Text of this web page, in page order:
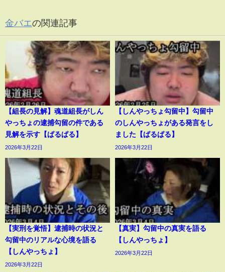
金バエの関連記事
【組長の見解】魂道組長がしん
やっちょの逮捕勾留の件である
見解を示す【ぱるぱる】
2026年3月22日
【しんやっちょ勾留中】勾留中
のしんやっちょがある発言をし
ました【ぱるぱる】
2026年3月22日
【実刑を覚悟】逮捕時の状況と
勾留中のリアルな心境を語る
【しんやっちょ】
2026年3月22日
【真実】勾留中の真実を語る
【しんやっちょ】
2026年3月22日